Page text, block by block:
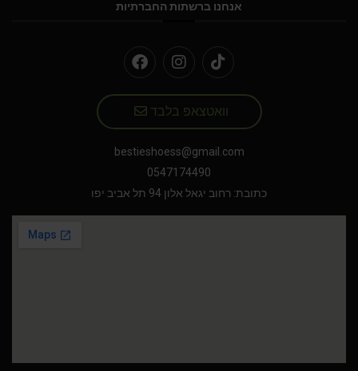
אנחנו ברשתות החברתיות
וואטצאפ בלבד
bestieshoess@gmail.com
0547174490
כתובת: רחוב יגאל אלון 94 תל אביב יפו